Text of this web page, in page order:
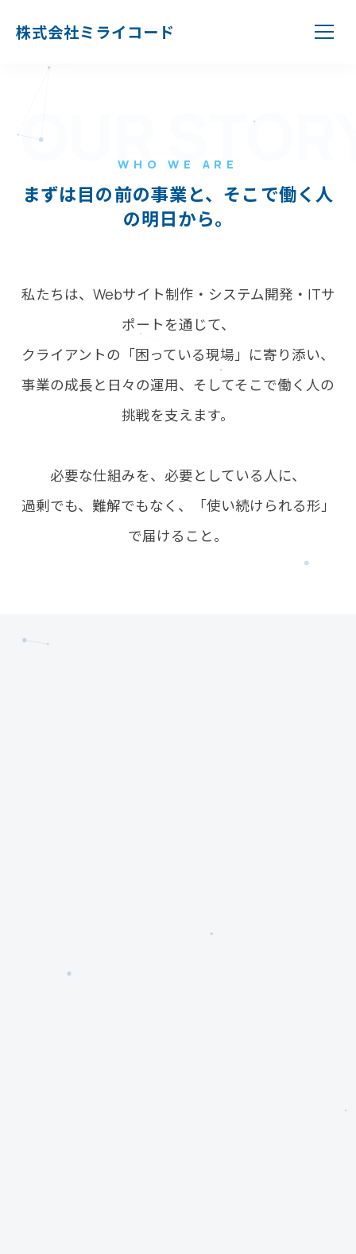
株式会社ミライコード
OURWHO WE ARE
まずは目の前の事業と、そこで働く人
の明日から。
私たちは、Webサイト制作・システム開発・ITサ
ポートを通じて、
クライアントの「困っている現場」に寄り添い、
事業の成長と日々の運用、そしてそこで働く人の
挑戦を支えます。
必要な仕組みを、必要としている人に、
過剰でも、難解でもなく、「使い続けられる形」
で届けること。